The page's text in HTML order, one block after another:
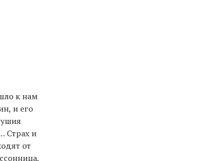
к нам
и его
Страх и
от